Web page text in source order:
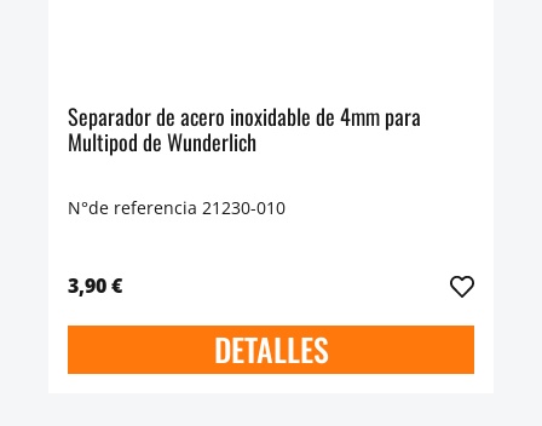
Separador de acero inoxidable de 4mm para
Multipod de Wunderlich
N°de referencia 21230-010
3,90 €
DETALLES